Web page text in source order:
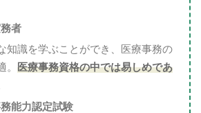
者
知識を学ぶことができ、医療事務の
。 医療事務資格の中では易しめであ
能力認定試験